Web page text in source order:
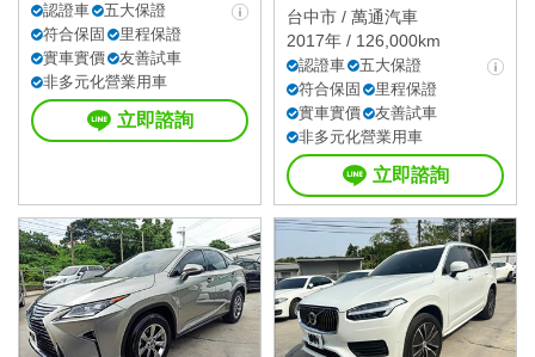
認證車
五大保證
符合保固
里程保證
實車實價
友善試車
非多元化營業用車
立即諮詢
台中市 / 萬通汽車
2017年 / 126,000km
認證車
五大保證
符合保固
里程保證
實車實價
友善試車
非多元化營業用車
立即諮詢